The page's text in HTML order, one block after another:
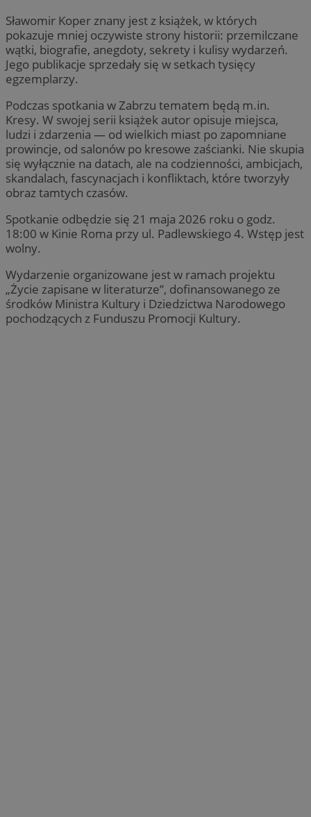
Sławomir Koper znany jest z książek, w których
pokazuje mniej oczywiste strony historii: przemilczane
wątki, biografie, anegdoty, sekrety i kulisy wydarzeń.
Jego publikacje sprzedały się w setkach tysięcy
egzemplarzy.
Podczas spotkania w Zabrzu tematem będą m.in.
Kresy. W swojej serii książek autor opisuje miejsca,
ludzi i zdarzenia — od wielkich miast po zapomniane
prowincje, od salonów po kresowe zaścianki. Nie skupia
się wyłącznie na datach, ale na codzienności, ambicjach,
skandalach, fascynacjach i konfliktach, które tworzyły
obraz tamtych czasów.
Spotkanie odbędzie się 21 maja 2026 roku o godz.
18:00 w Kinie Roma przy ul. Padlewskiego 4. Wstęp jest
wolny.
Wydarzenie organizowane jest w ramach projektu
„Życie zapisane w literaturze”, dofinansowanego ze
środków Ministra Kultury i Dziedzictwa Narodowego
pochodzących z Funduszu Promocji Kultury.